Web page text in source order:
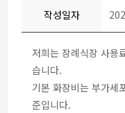
작성일자
저희는 장례식장 사용
습니다.
기본 화장비는 부가세
준입니다.